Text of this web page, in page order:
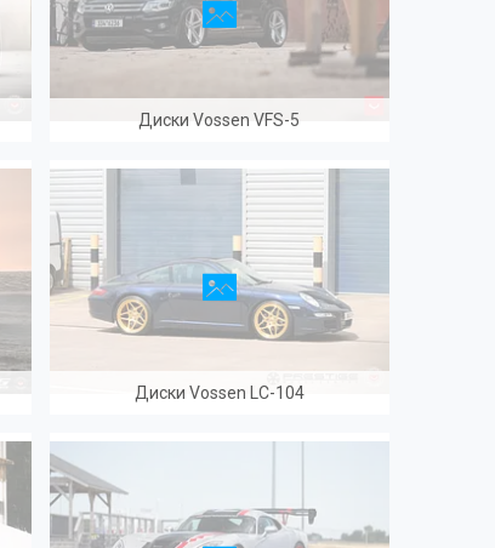
Диски Vossen VFS-5
Диски Vossen LC-104